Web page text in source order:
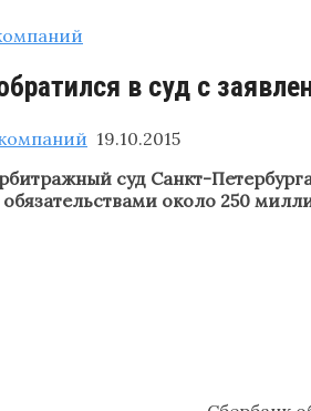
в суд с
19.10.2015
суд Санкт-
около 250